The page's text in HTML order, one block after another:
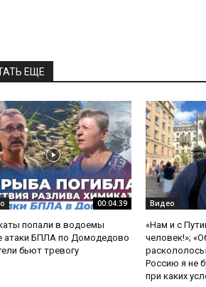
ЕЩЕ
00:04:39
попали в водоемы
атаки БПЛА по Домодедово
бьют тревогу
Видео
«Нам и с
человек!»;
Россию я не
при каких